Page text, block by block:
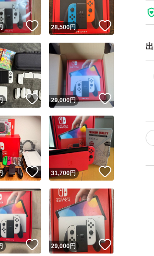
ユーザーの実績について
が定めた一定の基準を満たしたユーザーにバッ
者
出品者 Yahoo!フリマの基準をクリアした安心
この商品の情報をコピーしま
画像の無断転載は禁止されています
いいね！
28,500円 いいね！
いいね！
29,000円
いいね！
31,700円
いいね！
29,000円